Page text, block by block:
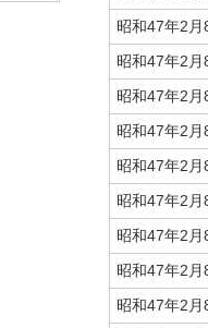
昭和47年2月
昭和47年2月
昭和47年2月
昭和47年2月
昭和47年2月
昭和47年2月
昭和47年2月
昭和47年2月
昭和47年2月